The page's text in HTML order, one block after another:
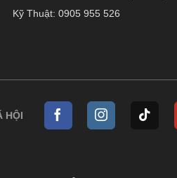
Kỹ Thuật:0905 955 526
HỘI